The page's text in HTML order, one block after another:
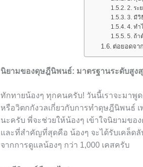
2. ระ
3. มีวิ
4. ทำ
5. ถ้า
ต่อยอดจ
นิยามของดุษฎีนิพนธ์: มาตรฐานระดับสูง
ทักทายน้องๆ ทุกคนครับ! วันนี้เราจะมาพู
หรือวิตกกังวลเกี่ยวกับการทำดุษฎีนิพนธ์
นะครับ พี่จะช่วยให้น้องๆ เข้าใจนิยามข
และที่สำคัญที่สุดคือ น้องๆ จะได้รับเคล็ด
จากการดูแลน้องๆ กว่า 1,000 เคสครับ